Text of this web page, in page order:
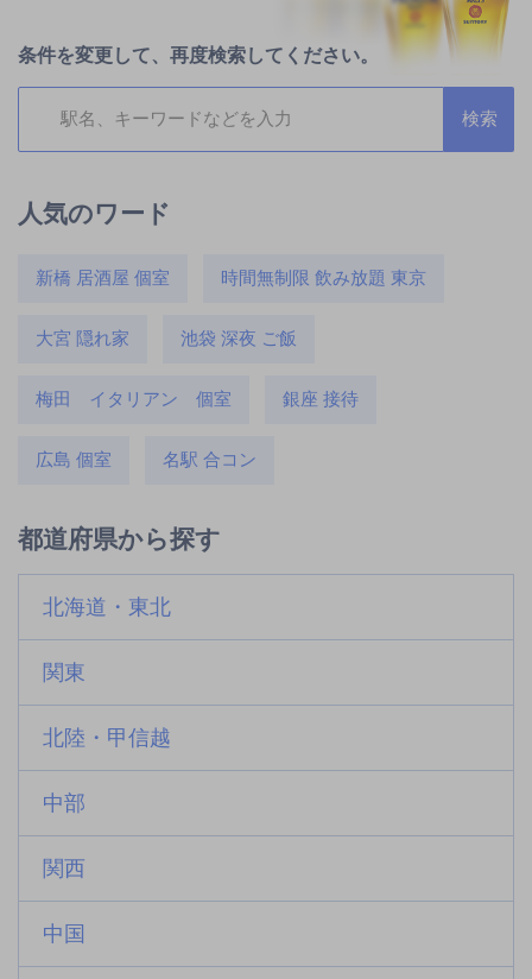
条件を変更して、再度検索してください。
人気のワード
新橋 居酒屋 個室 時間無制限 飲み放題 東京
大宮 隠れ家 池袋 深夜 ご飯
梅田 イタリアン 個室 銀座 接待
広島 個室 名駅 合コン
都道府県から探す
北海道・東北
関東
北陸・甲信越
中部
関西
中国